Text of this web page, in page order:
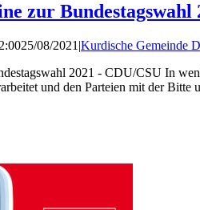
zur Bundestagswahl
25/08/2021 |Kurdische Gemeinde
2021 - CDU/CSU In
und den Parteien mit der